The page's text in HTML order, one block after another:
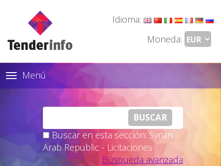
Idioma:
Moneda:
Toggle
navigation
Menú
Buscar en esta sección: Syrian
Arab Republic - Licitaciones
Búsqueda avanzada